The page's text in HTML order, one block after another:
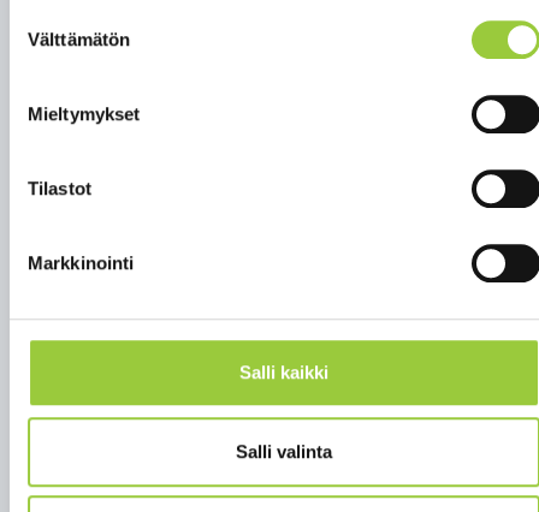
valinta
Välttämätön
Mieltymykset
Tilastot
Markkinointi
Salli kaikki
Salli valinta